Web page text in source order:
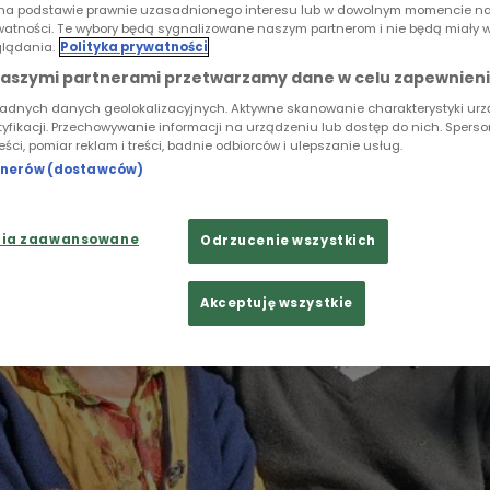
założyli Ekocentrum we wsi Strzyszów.
podstawie prawnie uzasadnionego interesu lub w dowolnym momencie
Te wybory będą sygnalizowane naszym partnerom i nie będą miały
Polityka prywatności
partnerami przetwarzamy dane w celu
danych geolokalizacyjnych. Aktywne skanowanie charakterystyki
Przechowywanie informacji na urządzeniu lub dostęp do nich.
pomiar reklam i treści, badnie odbiorców i ulepszanie usług.
(dostawców)
zaawansowane Odrzucenie wszystkich
Akceptuję wszystkie